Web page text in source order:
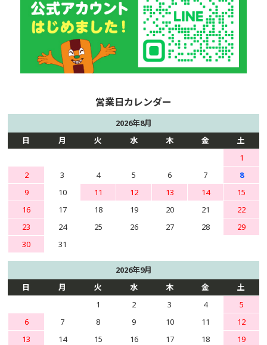
2026年8月
日
月 火 水 木 金
土
1
2
3 4 5 6 7
8
9
10 11 12 13 14
15
16
17 18 19 20 21
22
23
24 25 26 27 28
29
30
31
2026年9月
日
月 火 水 木 金
土
1
2 3 4
5
6
7 8 9 10 11
12
13
14 15 16 17 18
19